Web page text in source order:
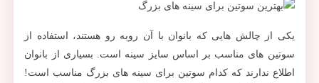
یکی از چالش هایی که بانوان با آن روبه رو هستند، استفاده از
سوتین های مناسب بر اساس سایز سینه است. بسیاری از بانوان
اطلاع ندارند که کدام سوتین برای سینه های بزرگ مناسب است!